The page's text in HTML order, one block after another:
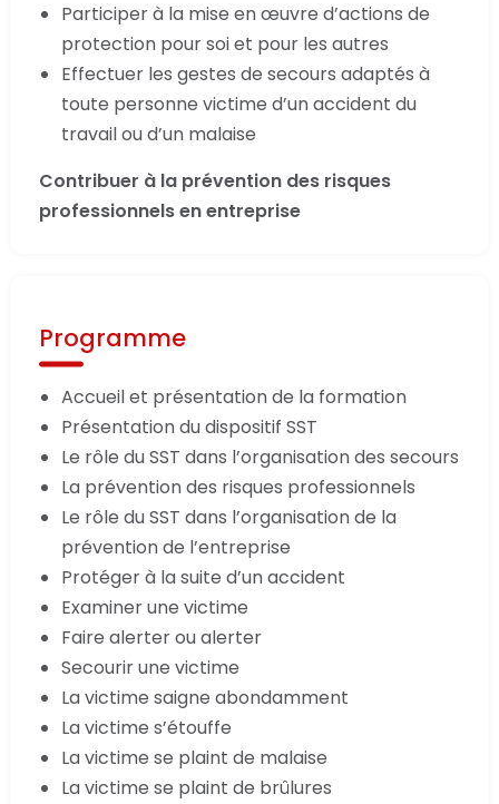
Participer à la mise en œuvre d’actions de
protection pour soi et pour les autres
Effectuer les gestes de secours adaptés à
toute personne victime d’un accident du
travail ou d’un malaise
Contribuer à la prévention des risques
professionnels en entreprise
Programme
Accueil et présentation de la formation
Présentation du dispositif SST
Le rôle du SST dans l’organisation des secours
La prévention des risques professionnels
Le rôle du SST dans l’organisation de la
prévention de l’entreprise
Protéger à la suite d’un accident
Examiner une victime
Faire alerter ou alerter
Secourir une victime
La victime saigne abondamment
La victime s’étouffe
La victime se plaint de malaise
La victime se plaint de brûlures